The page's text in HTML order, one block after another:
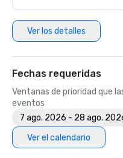
Ver los detalles
Fechas requeridas
Ventanas de prioridad que
eventos
7 ago. 2026 - 28 ago.
Ver el calendario